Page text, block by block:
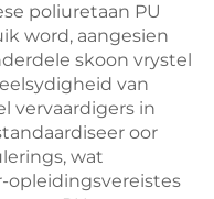
poliuretaan PU
word, aangesien
skoon vrystel
van
vervaardigers in
oor
wat
opleidingsvereistes